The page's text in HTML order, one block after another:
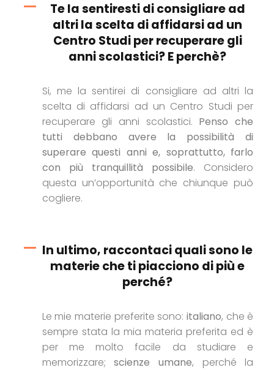
Te la sentiresti di consigliare ad
altri la scelta di affidarsi ad un
Centro Studi per recuperare gli
anni scolastici? E perchè?
Si, me la sentirei di consigliare ad altri la
scelta di affidarsi ad un Centro Studi per
recuperare gli anni scolastici. Penso che
tutti debbano avere la possibilità di
superare questi anni e, soprattutto, farlo
con più tranquillità possibile. Considero
questa un’opportunità che chiunque può
cogliere.
In ultimo, raccontaci quali sono le
materie che ti piacciono di più e
perché?
Le mie materie preferite sono: italiano, che è
sempre stata la mia materia preferita ed è
per me molto facile da studiare e
memorizzare;scienze umane, perché la